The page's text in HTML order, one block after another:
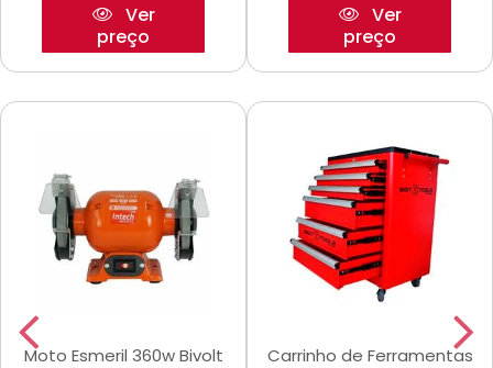
Ver
preço
Ver
preço
Moto Esmeril 360w Bivolt
Carrinho de Ferramentas